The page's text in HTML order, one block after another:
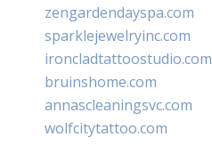
zengardendayspa.com
sparklejewelryinc.com
ironcladtattoostudio.com
bruinshome.com
annascleaningsvc.com
wolfcitytattoo.com